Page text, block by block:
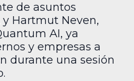
de asuntos
Hartmut Neven,
AI, ya
y empresas a
durante una sesión